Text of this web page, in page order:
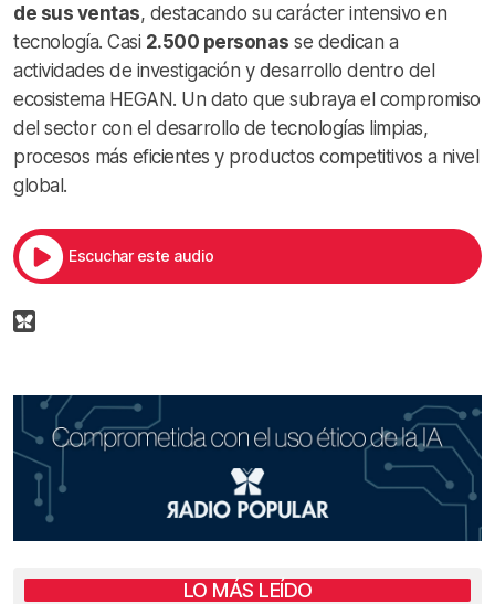
de sus ventas, destacando su carácter intensivo en
tecnología. Casi 2.500 personas se dedican a
actividades de investigación y desarrollo dentro del
ecosistema HEGAN. Un dato que subraya el compromiso
del sector con el desarrollo de tecnologías limpias,
procesos más eficientes y productos competitivos a nivel
global.
Escuchar este audio
LO MÁS LEÍDO